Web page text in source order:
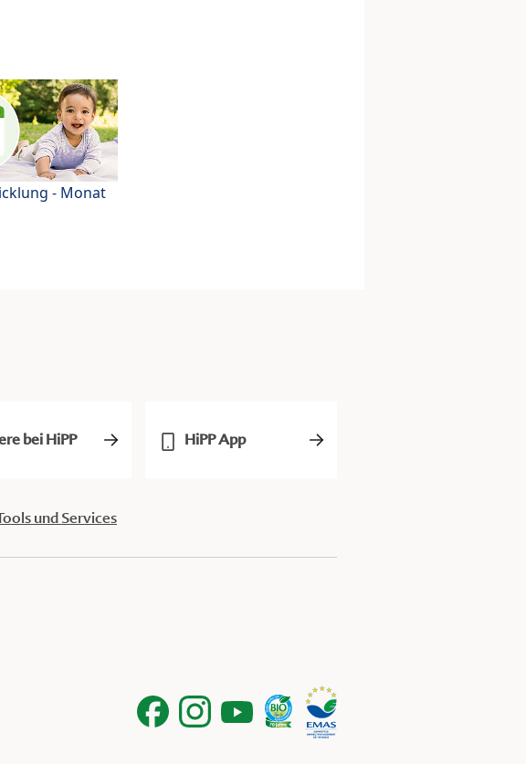
- Monat
bei HiPP HiPP App
und Services